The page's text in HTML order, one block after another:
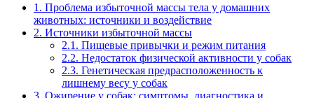
1. Проблема избыточной массы тела у домашних
животных: источники и воздействие
2. Источники избыточной массы
2.1. Пищевые привычки и режим питания
2.2. Недостаток физической активности у собак
2.3. Генетическая предрасположенность к
лишнему весу у собак
3. Ожирение у собак: симптомы, диагностика и